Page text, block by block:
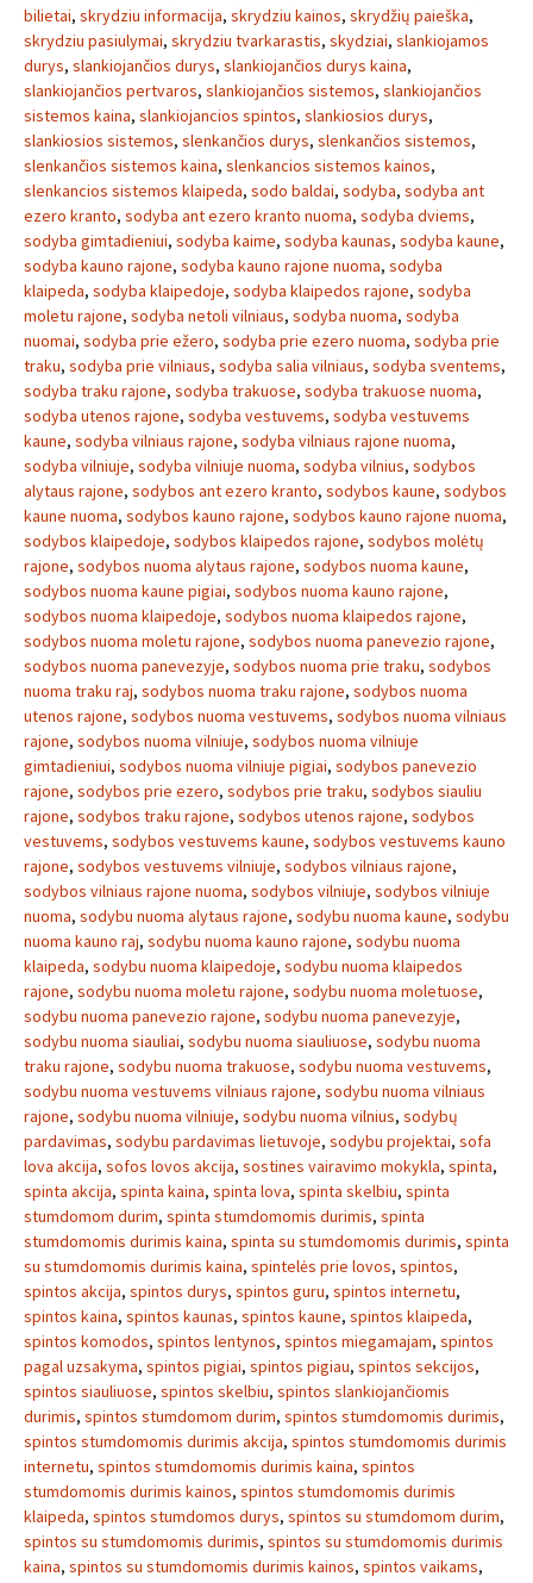
bilietai, skrydziu informacija, skrydziu kainos, skrydžių paieška,
skrydziu pasiulymai, skrydziu tvarkarastis, skydziai, slankiojamos
durys, slankiojančios durys, slankiojančios durys kaina,
slankiojančios pertvaros, slankiojančios sistemos, slankiojančios
sistemos kaina, slankiojancios spintos, slankiosios durys,
slankiosios sistemos, slenkančios durys, slenkančios sistemos,
slenkančios sistemos kaina, slenkancios sistemos kainos,
slenkancios sistemos klaipeda, sodo baldai, sodyba, sodyba ant
ezero kranto, sodyba ant ezero kranto nuoma, sodyba dviems,
sodyba gimtadieniui, sodyba kaime, sodyba kaunas, sodyba kaune,
sodyba kauno rajone, sodyba kauno rajone nuoma, sodyba
klaipeda, sodyba klaipedoje, sodyba klaipedos rajone, sodyba
moletu rajone, sodyba netoli vilniaus, sodyba nuoma, sodyba
nuomai, sodyba prie ežero, sodyba prie ezero nuoma, sodyba prie
traku, sodyba prie vilniaus, sodyba salia vilniaus, sodyba sventems,
sodyba traku rajone, sodyba trakuose, sodyba trakuose nuoma,
sodyba utenos rajone, sodyba vestuvems, sodyba vestuvems
kaune, sodyba vilniaus rajone, sodyba vilniaus rajone nuoma,
sodyba vilniuje, sodyba vilniuje nuoma, sodyba vilnius, sodybos
alytaus rajone, sodybos ant ezero kranto, sodybos kaune, sodybos
kaune nuoma, sodybos kauno rajone, sodybos kauno rajone nuoma,
sodybos klaipedoje, sodybos klaipedos rajone, sodybos molėtų
rajone, sodybos nuoma alytaus rajone, sodybos nuoma kaune,
sodybos nuoma kaune pigiai, sodybos nuoma kauno rajone,
sodybos nuoma klaipedoje, sodybos nuoma klaipedos rajone,
sodybos nuoma moletu rajone, sodybos nuoma panevezio rajone,
sodybos nuoma panevezyje, sodybos nuoma prie traku, sodybos
nuoma traku raj, sodybos nuoma traku rajone, sodybos nuoma
utenos rajone, sodybos nuoma vestuvems, sodybos nuoma vilniaus
rajone, sodybos nuoma vilniuje, sodybos nuoma vilniuje
gimtadieniui, sodybos nuoma vilniuje pigiai, sodybos panevezio
rajone, sodybos prie ezero, sodybos prie traku, sodybos siauliu
rajone, sodybos traku rajone, sodybos utenos rajone, sodybos
vestuvems, sodybos vestuvems kaune, sodybos vestuvems kauno
rajone, sodybos vestuvems vilniuje, sodybos vilniaus rajone,
sodybos vilniaus rajone nuoma, sodybos vilniuje, sodybos vilniuje
nuoma, sodybu nuoma alytaus rajone, sodybu nuoma kaune, sodybu
nuoma kauno raj, sodybu nuoma kauno rajone, sodybu nuoma
klaipeda, sodybu nuoma klaipedoje, sodybu nuoma klaipedos
rajone, sodybu nuoma moletu rajone, sodybu nuoma moletuose,
sodybu nuoma panevezio rajone, sodybu nuoma panevezyje,
sodybu nuoma siauliai, sodybu nuoma siauliuose, sodybu nuoma
traku rajone, sodybu nuoma trakuose, sodybu nuoma vestuvems,
sodybu nuoma vestuvems vilniaus rajone, sodybu nuoma vilniaus
rajone, sodybu nuoma vilniuje, sodybu nuoma vilnius, sodybų
pardavimas, sodybu pardavimas lietuvoje, sodybu projektai, sofa
lova akcija, sofos lovos akcija, sostines vairavimo mokykla, spinta,
spinta akcija, spinta kaina, spinta lova, spinta skelbiu, spinta
stumdomom durim, spinta stumdomomis durimis, spinta
stumdomomis durimis kaina, spinta su stumdomomis durimis, spinta
su stumdomomis durimis kaina, spintelės prie lovos, spintos,
spintos akcija, spintos durys, spintos guru, spintos internetu,
spintos kaina, spintos kaunas, spintos kaune, spintos klaipeda,
spintos komodos, spintos lentynos, spintos miegamajam, spintos
pagal uzsakyma, spintos pigiai, spintos pigiau, spintos sekcijos,
spintos siauliuose, spintos skelbiu, spintos slankiojančiomis
durimis, spintos stumdomom durim, spintos stumdomomis durimis,
spintos stumdomomis durimis akcija, spintos stumdomomis durimis
internetu, spintos stumdomomis durimis kaina, spintos
stumdomomis durimis kainos, spintos stumdomomis durimis
klaipeda, spintos stumdomos durys, spintos su stumdomom durim,
spintos su stumdomomis durimis, spintos su stumdomomis durimis
kaina, spintos su stumdomomis durimis kainos, spintos vaikams,